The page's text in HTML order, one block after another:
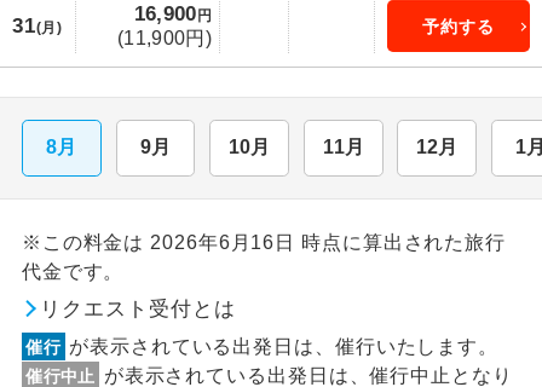
31(月)
16,900 円
(11,900円)
予約する
8月 9月 10月 11月 12月 1
※この料金は 2026年6月16日 時点に算出された旅行
代金です。
リクエスト受付とは
催行 が表示されている出発日は、催行いたします。
催行中止
が表示されている出発日は、催行中止となり